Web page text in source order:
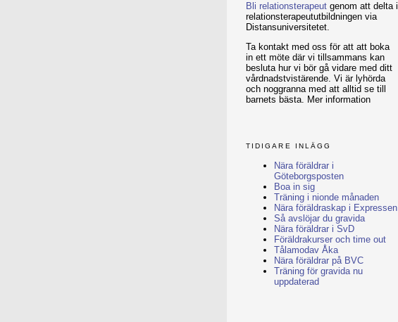
Bli relationsterapeut genom att delta i
relationsterapeututbildningen via
Distansuniversitetet.
Ta kontakt med oss för att att boka
in ett möte där vi tillsammans kan
besluta hur vi bör gå vidare med ditt
vårdnadstvistärende. Vi är lyhörda
och noggranna med att alltid se till
barnets bästa. Mer information
TIDIGARE INLÄGG
Nära föräldrar i
Göteborgsposten
Boa in sig
Träning i nionde månaden
Nära föräldraskap i Expressen
Så avslöjar du gravida
Nära föräldrar i SvD
Föräldrakurser och time out
Tålamodav Åka
Nära föräldrar på BVC
Träning för gravida nu
uppdaterad